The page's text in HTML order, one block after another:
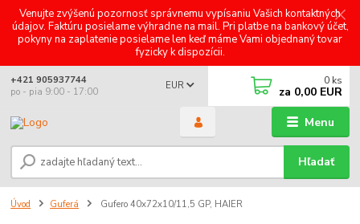
Venujte zvýšenú pozornosť správnemu vypísaniu Vašich kontaktných
údajov. Faktúru posielame výhradne na mail. Pri platbe na bankový účet,
pokyny na zaplatenie posielame len keď máme Vami objednaný tovar
fyzicky k dispozícii.
Menu
EUR
Hľadať
+421 905937744
po - pia 9:00 - 17:00
0 ks
za 0,00 EUR
Úvod Guferá Gufero 40x72x10/11,5 GP, HAIER